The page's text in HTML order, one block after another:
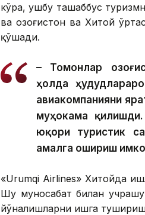
кўра, ушбу ташаббус
ва Қозоғистон ва Хитой
қўшади.
– Томонлар
ҳолда
авиакомпанияни
муҳокама қилишди.
юқори туристик
амалга ошириш
«Urumqi Airlines» Хитойда
Шу муносабат билан
йўналишларни ишга